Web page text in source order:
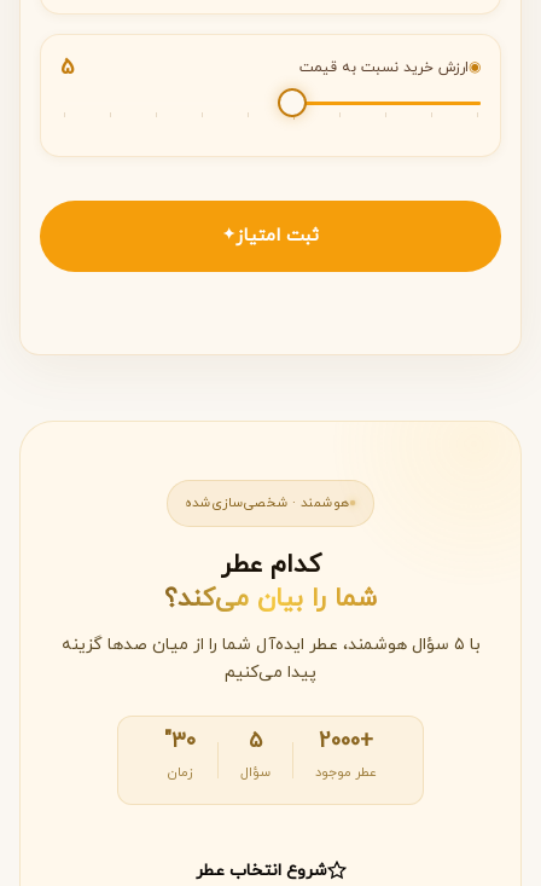
◉ارزش خرید نسبت به قیمت 5
ثبت امتیاز ✦
هوشمند · شخصی‌سازی‌شده
کدام عطر
شما را بیان می‌کند؟
با ۵ سؤال هوشمند، عطر ایده‌آل شما را از میان صدها گزینه
پیدا می‌کنیم
+2000
عطر موجود
۵
سؤال
۳۰"
زمان
شروع انتخاب عطر